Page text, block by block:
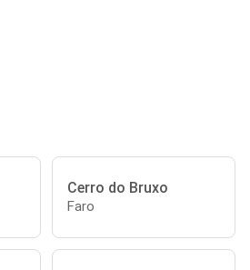
Cerro do Bruxo
Faro